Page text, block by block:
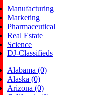
Manufacturing
Marketing
Pharmaceutical
Real Estate
Science
DJ-Classifieds
Alabama(0)
Alaska(0)
Arizona(0)